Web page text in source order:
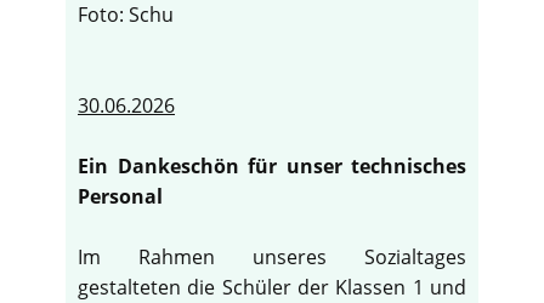
Foto: Schu
30.06.2026
Ein Dankeschön für unser technisches
Personal
Im Rahmen unseres Sozialtages
gestalteten die Schüler der Klassen 1 und